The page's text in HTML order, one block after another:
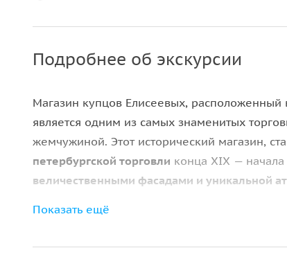
Подробнее об экскурсии
Магазин купцов Елисеевых, расположенный
является одним из самых знаменитых
жемчужиной. Этот исторический магазин,
петербургской торговли конца XIX —
величественными фасадами и уникальной
Мы приглашаем вас на экскурсию, в ходе
фотографии из прошлого и документы
Показать ещё